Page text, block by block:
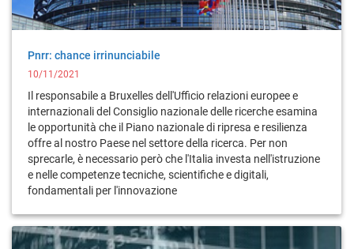
Pnrr: chance irrinunciabile
10/11/2021
Il responsabile a Bruxelles dell'Ufficio relazioni europee e
internazionali del Consiglio nazionale delle ricerche esamina
le opportunità che il Piano nazionale di ripresa e resilienza
offre al nostro Paese nel settore della ricerca. Per non
sprecarle, è necessario però che l'Italia investa nell'istruzione
e nelle competenze tecniche, scientifiche e digitali,
fondamentali per l'innovazione